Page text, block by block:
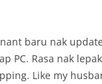
baru nak
PC. Rasa nak
Like my